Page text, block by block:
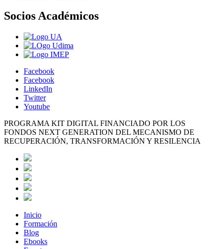
Socios Académicos
Facebook
Facebook
LinkedIn
Twitter
Youtube
PROGRAMA KIT DIGITAL FINANCIADO POR LOS
FONDOS NEXT GENERATION DEL MECANISMO DE
RECUPERACIÓN, TRANSFORMACIÓN Y RESILENCIA
Inicio
Formación
Blog
Ebooks